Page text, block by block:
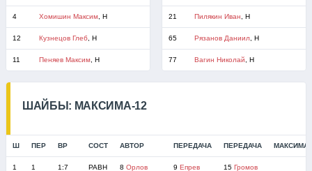
4 Хомишин Максим, Н
12 Кузнецов Глеб, Н
11 Пеняев Максим, Н
21 Пилякин Иван , Н
65 Рязанов Даниил, Н
77 Вагин Николай , Н
ШАЙБЫ: МАКСИМА-12
Ш ПЕР ВР СОСТ АВТОР ПЕРЕДАЧА ПЕРЕДАЧА МАКСИМА-
1 1 1:7 РАВН 8 Орлов
9 Епрев
15 Громов